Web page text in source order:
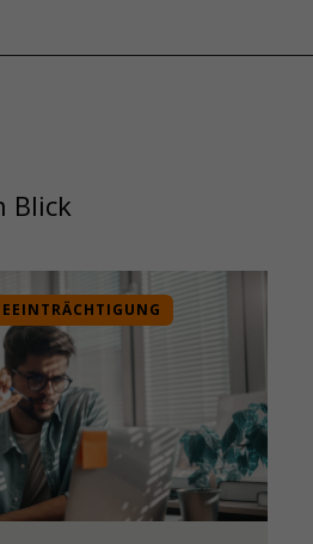
Blick